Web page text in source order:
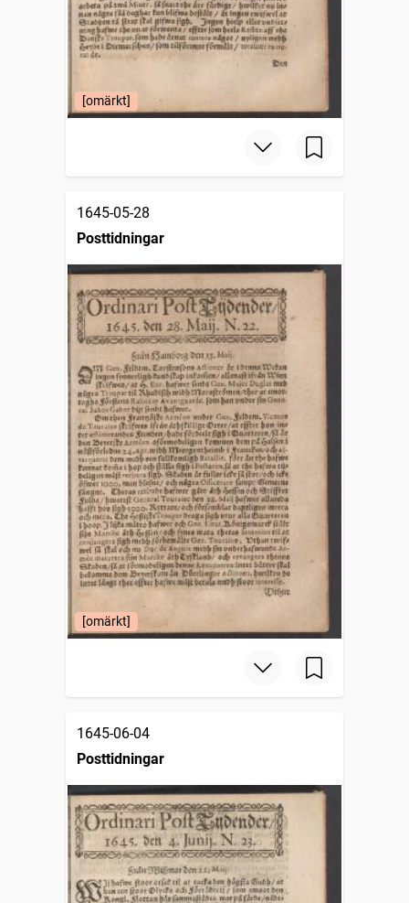
[omärkt]
1645-05-28
Posttidningar
[omärkt]
1645-06-04
Posttidningar